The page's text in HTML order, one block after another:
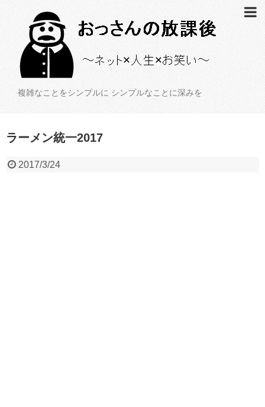
複雑なことをシンプルに シンプルなことに深みを
ラーメン統一2017
2017/3/24